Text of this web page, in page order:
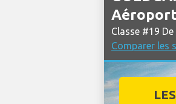
Classe #19 De
Comparer les